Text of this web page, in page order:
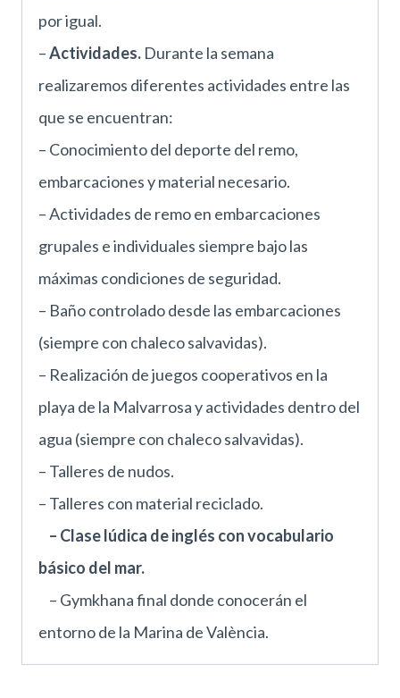
por igual.
–Actividades. Durante la semana
realizaremos diferentes actividades entre las
que se encuentran:
– Conocimiento del deporte del remo,
embarcaciones y material necesario.
– Actividades de remo en embarcaciones
grupales e individuales siempre bajo las
máximas condiciones de seguridad.
– Baño controlado desde las embarcaciones
(siempre con chaleco salvavidas).
– Realización de juegos cooperativos en la
playa de la Malvarrosa y actividades dentro del
agua (siempre con chaleco salvavidas).
– Talleres de nudos.
– Talleres con material reciclado.
– Clase lúdica de inglés con vocabulario
básico del mar.
– Gymkhana final donde conocerán el
entorno de la Marina de València.